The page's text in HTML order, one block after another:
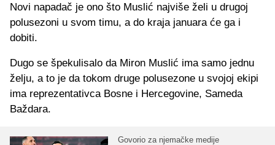
Novi napadač je ono što Muslić najviše želi u drugoj
polusezoni u svom timu, a do kraja januara će ga i
dobiti.
Dugo se špekulisalo da Miron Muslić ima samo jednu
želju, a to je da tokom druge polusezone u svojoj ekipi
ima reprezentativca Bosne i Hercegovine, Sameda
Baždara.
Govorio za njemačke medije